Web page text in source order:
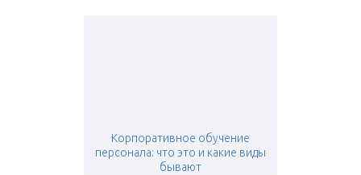
Корпоративное обучение
персонала: что это и какие виды
бывают